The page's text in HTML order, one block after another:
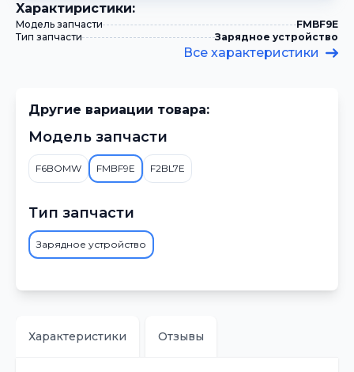
Xарактиристики:
Модель запчасти
FMBF9E
Тип запчасти
Зарядное устройство
Все характеристики
Другие вариации товара:
Модель запчасти
F6BOMW FMBF9E F2BL7E
Тип запчасти
Зарядное устройство
Характеристики Отзывы